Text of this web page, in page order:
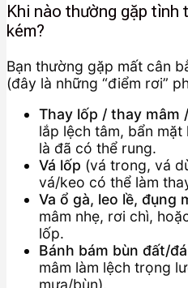
Khi nào thường gặp tình
kém?
Bạn thường gặp mất cân
(đây là những “điểm rơi”
Thay lốp / thay mâm
lắp lệch tâm, bẩn
là đã có thể rung.
Vá lốp (vá trong, vá
vá/keo có thể làm
Va ổ gà, leo lề, đụng
mâm nhẹ, rơi chì,
lốp.
Bánh bám bùn đất/
mâm làm lệch trọng